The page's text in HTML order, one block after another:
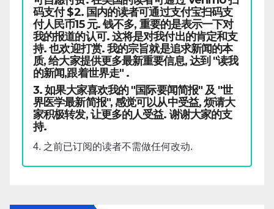
码支付 $2. 国内的读者可通过支付宝扫码支
付人民币15 元. 钱不多, 重要的是表示一下对
我的报道的认可. 这将是对我付出的肯定和支
持. 也欢迎打赏. 我的宗旨就是追求新闻的本
质, 给大家提供更多最新重要信息, 达到 "读我
的新闻,跟着世界走" .
3. 如果大家喜欢我的 "国际要闻简报" 及 "世
界医学最新简报", 感觉可以从中受益, 烦请大
家积极转发, 让更多的人受益. 谢谢大家的支
持.
4. 之前已订阅的读者不需做任何改动.